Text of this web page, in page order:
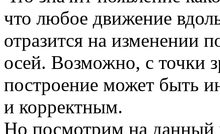
что любое движение
отразится на изменении
осей. Возможно, с точки
построение может быть
и корректным.
Но посмотрим на данный